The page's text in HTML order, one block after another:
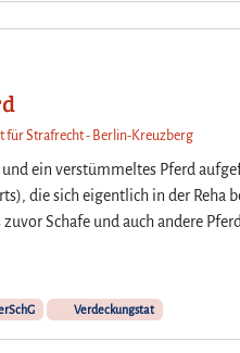
für Strafrecht - Berlin-Kreuzberg
ein verstümmeltes Pferd
die sich eigentlich in der Reha
Schafe und auch andere
Verdeckungstat